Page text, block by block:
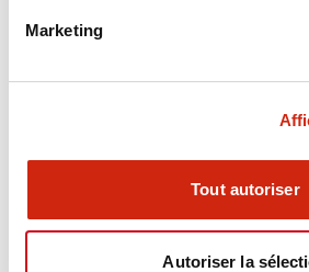
Marketing
Tout autoriser
Autoriser la
Documents et fichiers
RH Series Power Relays
12/05/2026.PDF450.14KB